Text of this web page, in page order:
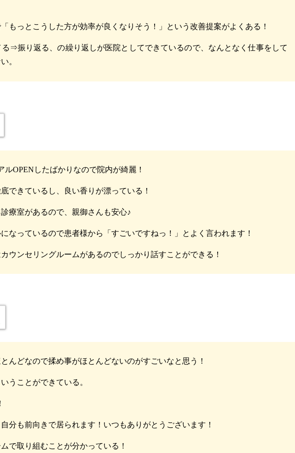
もっとこうした方が効率が良くなりそう！」という改善提案がよくある！
⇒振り返る、の繰り返しが医院としてできているので、なんとなく仕事をして
。
ルOPENしたばかりなので院内が綺麗！
できているし、良い香りが漂っている！
療室があるので、親御さんも安心♪
なっているので患者様から「すごいですねっ！」とよく言われます！
ウンセリングルームがあるのでしっかり話すことができる！
んどなので揉め事がほとんどないのがすごいなと思う！
うことができている。
分も前向きで居られます！いつもありがとうございます！
で取り組むことが分かっている！